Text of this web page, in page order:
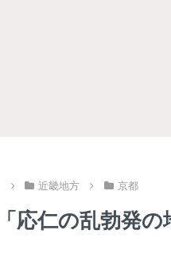
近畿地方 京都
応仁の乱勃発